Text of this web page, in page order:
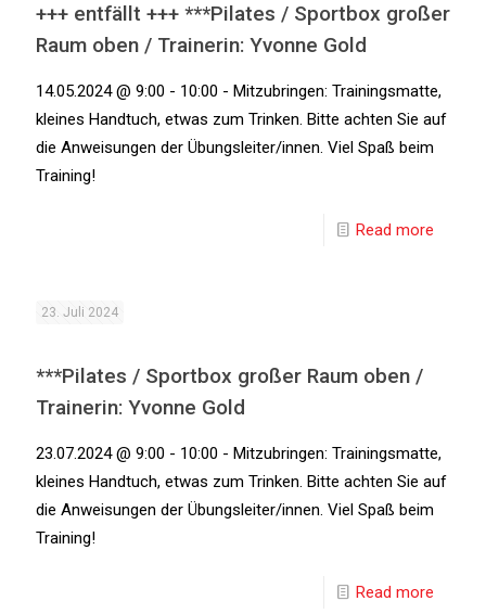
+++ entfällt +++ ***Pilates / Sportbox großer
Raum oben / Trainerin: Yvonne Gold
14.05.2024 @ 9:00 - 10:00 - Mitzubringen: Trainingsmatte,
kleines Handtuch, etwas zum Trinken. Bitte achten Sie auf
die Anweisungen der Übungsleiter/innen. Viel Spaß beim
Training!
Read more
23. Juli 2024
***Pilates / Sportbox großer Raum oben /
Trainerin: Yvonne Gold
23.07.2024 @ 9:00 - 10:00 - Mitzubringen: Trainingsmatte,
kleines Handtuch, etwas zum Trinken. Bitte achten Sie auf
die Anweisungen der Übungsleiter/innen. Viel Spaß beim
Training!
Read more